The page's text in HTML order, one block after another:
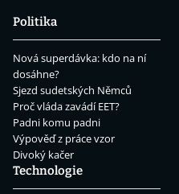
Politika
Nová superdávka: kdo na ní
dosáhne?
Sjezd sudetských Němců
Proč vláda zavádí EET?
Padni komu padni
Výpověď z práce vzor
Divoký kačer
Technologie